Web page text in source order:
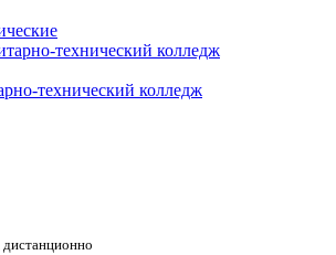
технический колледж